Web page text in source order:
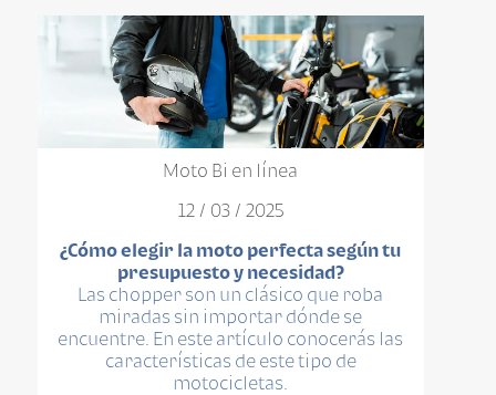
Moto Bi en línea
12 / 03 / 2025
¿Cómo elegir la moto perfecta según tu
presupuesto y necesidad?
Las chopper son un clásico que roba
miradas sin importar dónde se
encuentre. En este artículo conocerás las
características de este tipo de
motocicletas.